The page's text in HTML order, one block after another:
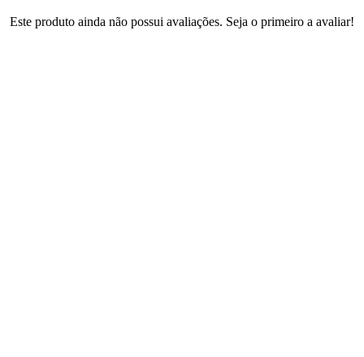
Este produto ainda não possui avaliações. Seja o primeiro a avaliar!